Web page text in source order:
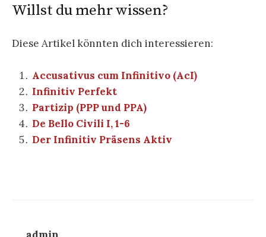
Willst du mehr wissen?
Diese Artikel könnten dich interessieren:
Accusativus cum Infinitivo (AcI)
Infinitiv Perfekt
Partizip (PPP und PPA)
De Bello Civili I, 1-6
Der Infinitiv Präsens Aktiv